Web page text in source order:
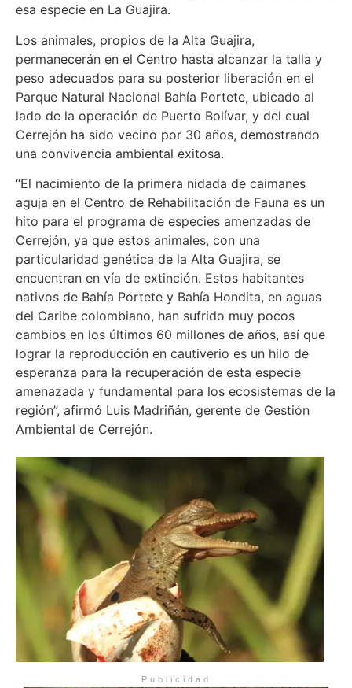
esa especie en La Guajira.
Los animales, propios de la Alta Guajira,
permanecerán en el Centro hasta alcanzar la talla y
peso adecuados para su posterior liberación en el
Parque Natural Nacional Bahía Portete, ubicado al
lado de la operación de Puerto Bolívar, y del cual
Cerrejón ha sido vecino por 30 años, demostrando
una convivencia ambiental exitosa.
“El nacimiento de la primera nidada de caimanes
aguja en el Centro de Rehabilitación de Fauna es un
hito para el programa de especies amenzadas de
Cerrejón, ya que estos animales, con una
particularidad genética de la Alta Guajira, se
encuentran en vía de extinción. Estos habitantes
nativos de Bahía Portete y Bahía Hondita, en aguas
del Caribe colombiano, han sufrido muy pocos
cambios en los últimos 60 millones de años, así que
lograr la reproducción en cautiverio es un hilo de
esperanza para la recuperación de esta especie
amenazada y fundamental para los ecosistemas de la
región”, afirmó Luis Madriñán, gerente de Gestión
Ambiental de Cerrejón.
Publicidad